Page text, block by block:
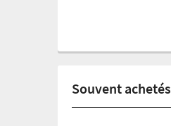
Souvent